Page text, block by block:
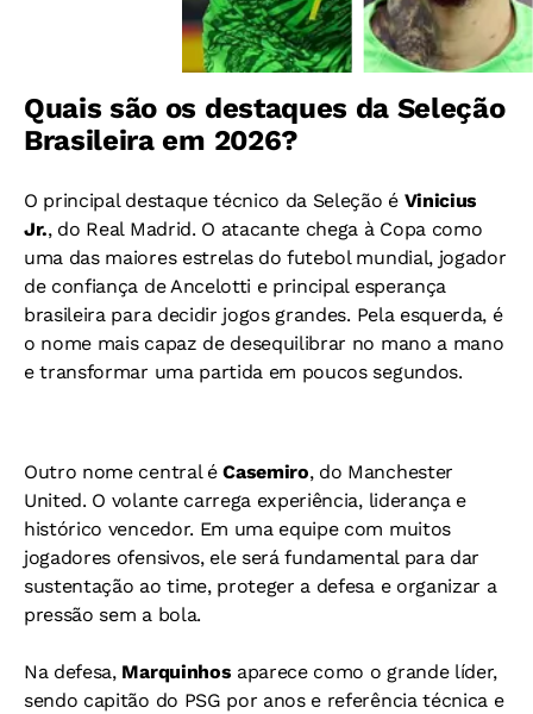
Quais são os destaques da Seleção
Brasileira em 2026?
O principal destaque técnico da Seleção éVinicius
Jr., do Real Madrid. O atacante chega à Copa como
uma das maiores estrelas do futebol mundial, jogador
de confiança de Ancelotti e principal esperança
brasileira para decidir jogos grandes. Pela esquerda, é
o nome mais capaz de desequilibrar no mano a mano
e transformar uma partida em poucos segundos.
Outro nome central éCasemiro, do Manchester
United. O volante carrega experiência, liderança e
histórico vencedor. Em uma equipe com muitos
jogadores ofensivos, ele será fundamental para dar
sustentação ao time, proteger a defesa e organizar a
pressão sem a bola.
Na defesa, Marquinhos aparece como o grande líder,
sendo capitão do PSG por anos e referência técnica e